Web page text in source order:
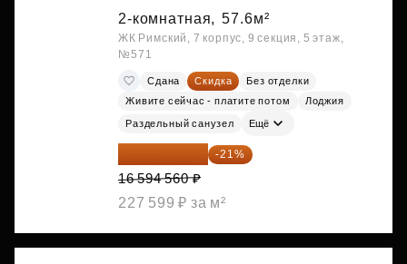
2-комнатная, 57.6м²
ЖК Римский, 7 корпус, 9 секция, 5 этаж,
№571
Сдана Скидка
Без отделки
Живите сейчас - платите потом
Лоджия
Раздельный санузел Ещё
13 109 702 ₽ -21%
16 594 560 ₽
227 599 ₽ за м²